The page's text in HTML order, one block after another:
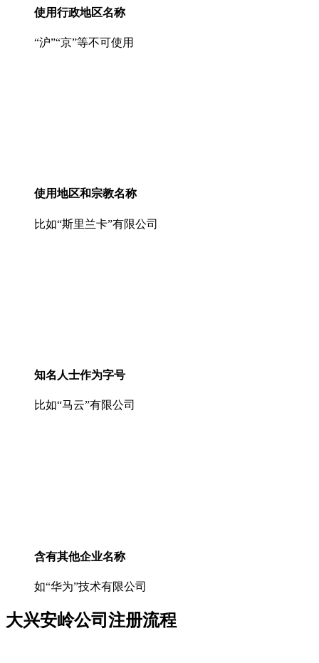
使用行政地区名称
“沪”“京”等不可使用
使用地区和宗教名称
比如“斯里兰卡”有限公司
知名人士作为字号
比如“马云”有限公司
含有其他企业名称
如“华为”技术有限公司
大兴安岭公司注册流程